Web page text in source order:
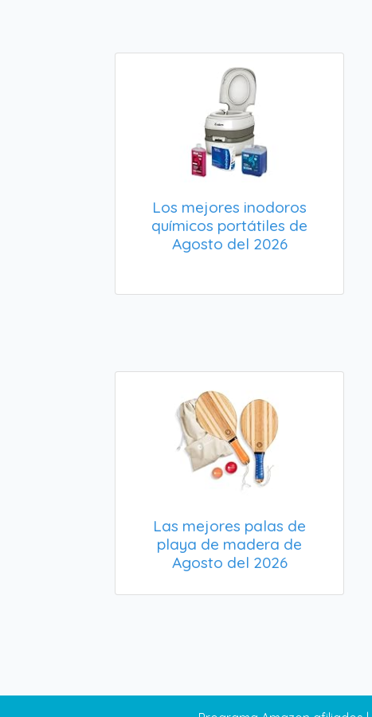
Los mejores inodoros
químicos portátiles de
Agosto del 2026
Las mejores palas de
playa de madera de
Agosto del 2026